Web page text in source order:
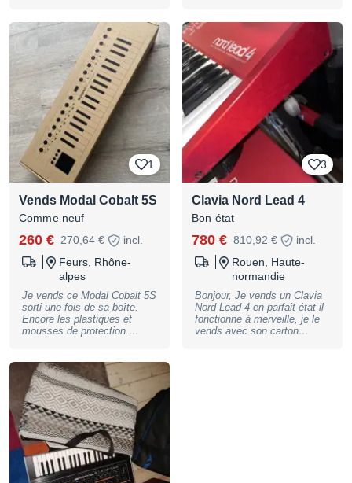
concerts, beaucoup de plaisir
et d'expérimentation, en live il
est top, le son passe toujours
bien, et les fonctions sont
accessibles pour du tweak en
maison avec...
1
Vends Modal Cobalt 5S
Comme neuf
260 € 270,64 €
incl.
Feurs, Rhône-
alpes
Je vends ce Modal Cobalt 5S
sorti une fois de sa boîte.
Encore les plastiques et
mousses de protection.
3
Clavia Nord Lead 4
Bon état
780 € 810,92 €
incl.
Rouen, Haute-
normandie
Bonjour, Je vends un Clavia
Nord Lead 4 en parfait état il
fonctionne à merveille, je le
vends avec son carton